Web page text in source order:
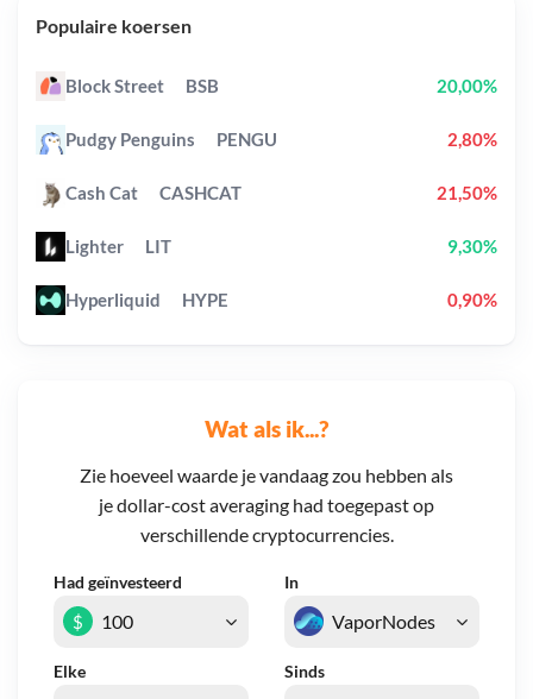
Wat als ik...?
Zie hoeveel waarde je vandaag zou hebben als
je dollar-cost averaging had toegepast op
verschillende cryptocurrencies.
Had geïnvesteerd In
Elke Sinds
$
Populaire koersen
Block Street BSB 20,00%
Pudgy Penguins PENGU 2,80%
Cash Cat CASHCAT 21,50%
Lighter LIT 9,30%
Hyperliquid HYPE 0,90%